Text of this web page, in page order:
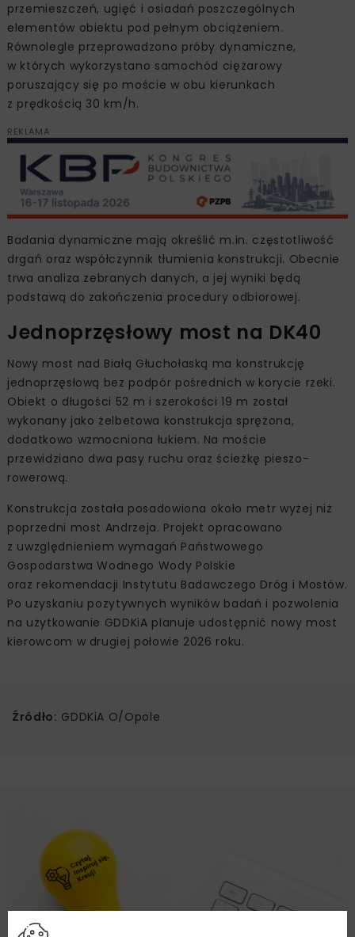
przemieszczeń, ugięć i osiadań poszczególnych
elementów obiektu pod pełnym obciążeniem.
Równolegle przeprowadzono próby dynamiczne,
w których wykorzystano samochód ciężarowy
poruszający się po moście w obu kierunkach
z prędkością 30 km/h.
REKLAMA
Badania dynamiczne mają określić m.in. częstotliwość
drgań oraz współczynnik tłumienia konstrukcji. Obecnie
trwa analiza zebranych danych, a jej wyniki będą
podstawą do zakończenia procedury odbiorowej.
Jednoprzęsłowy most na DK40
Nowy most nad Białą Głuchołaską ma konstrukcję
jednoprzęsłową bez podpór pośrednich w korycie rzeki.
Obiekt o długości 52 m i szerokości 19 m został
wykonany jako żelbetowa konstrukcja sprężona,
dodatkowo wzmocniona łukiem. Na moście
przewidziano dwa pasy ruchu oraz ścieżkę pieszo-
rowerową.
Konstrukcja została posadowiona około metr wyżej niż
poprzedni most Andrzeja. Projekt opracowano
z uwzględnieniem wymagań Państwowego
Gospodarstwa Wodnego Wody Polskie
oraz rekomendacji Instytutu Badawczego Dróg i Mostów.
Po uzyskaniu pozytywnych wyników badań i pozwolenia
na użytkowanie GDDKiA planuje udostępnić nowy most
kierowcom w drugiej połowie 2026 roku.
Źródło: GDDKiA O/Opole